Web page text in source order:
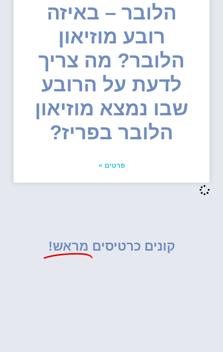
הלובר – באיזה
רובע מוזיאון
הלובר? מה צריך
לדעת על הרובע
שבו נמצא מוזיאון
הלובר בפריז?
פרטים »
קונים כרטיסים מראש!